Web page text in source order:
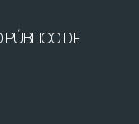
PÚBLICO DE